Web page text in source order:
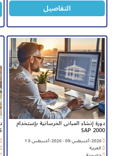
التفاصيل
دورة إنشاء المبانى الخرسانية بإستخدام
SAP 2000
2026-أغسطس-09 - 2026-أغسطس-13
العربية